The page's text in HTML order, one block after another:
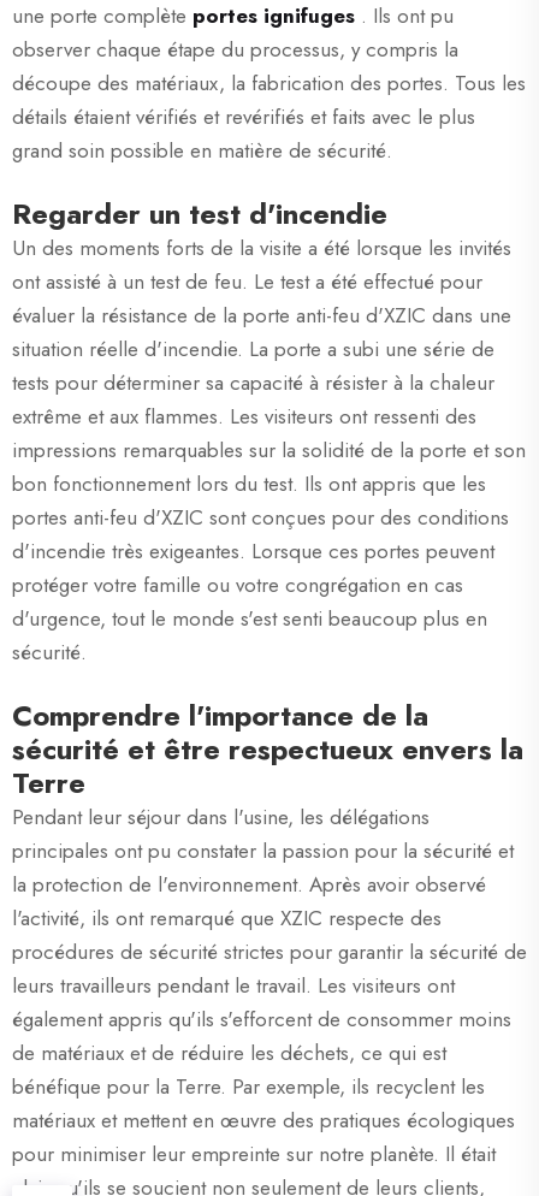
une porte complète portes ignifuges . Ils ont pu
observer chaque étape du processus, y compris la
découpe des matériaux, la fabrication des portes. Tous les
détails étaient vérifiés et revérifiés et faits avec le plus
grand soin possible en matière de sécurité.
Regarder un test d'incendie
Un des moments forts de la visite a été lorsque les invités
ont assisté à un test de feu. Le test a été effectué pour
évaluer la résistance de la porte anti-feu d'XZIC dans une
situation réelle d'incendie. La porte a subi une série de
tests pour déterminer sa capacité à résister à la chaleur
extrême et aux flammes. Les visiteurs ont ressenti des
impressions remarquables sur la solidité de la porte et son
bon fonctionnement lors du test. Ils ont appris que les
portes anti-feu d'XZIC sont conçues pour des conditions
d'incendie très exigeantes. Lorsque ces portes peuvent
protéger votre famille ou votre congrégation en cas
d'urgence, tout le monde s'est senti beaucoup plus en
sécurité.
Comprendre l'importance de la
sécurité et être respectueux envers la
Terre
Pendant leur séjour dans l'usine, les délégations
principales ont pu constater la passion pour la sécurité et
la protection de l'environnement. Après avoir observé
l'activité, ils ont remarqué que XZIC respecte des
procédures de sécurité strictes pour garantir la sécurité de
leurs travailleurs pendant le travail. Les visiteurs ont
également appris qu'ils s'efforcent de consommer moins
de matériaux et de réduire les déchets, ce qui est
bénéfique pour la Terre. Par exemple, ils recyclent les
matériaux et mettent en œuvre des pratiques écologiques
pour minimiser leur empreinte sur notre planète. Il était
clair qu'ils se soucient non seulement de leurs clients,